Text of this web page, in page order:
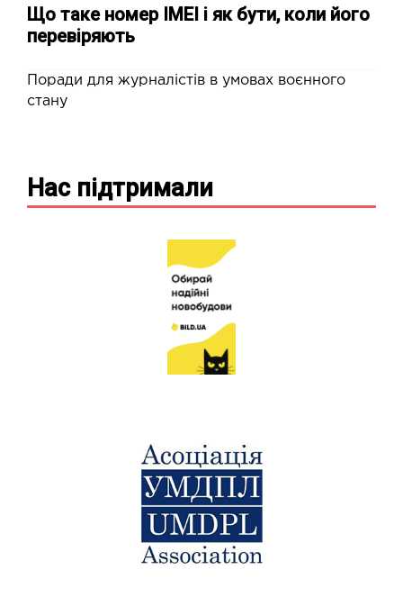
Що таке номер IMEI і як бути, коли його
перевіряють
Поради для журналістів в умовах воєнного
стану
Нас підтримали